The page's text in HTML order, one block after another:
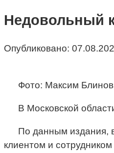
Недовольный
Опубликовано:
Фото: Максим
В Московской
По данным издания,
клиентом и